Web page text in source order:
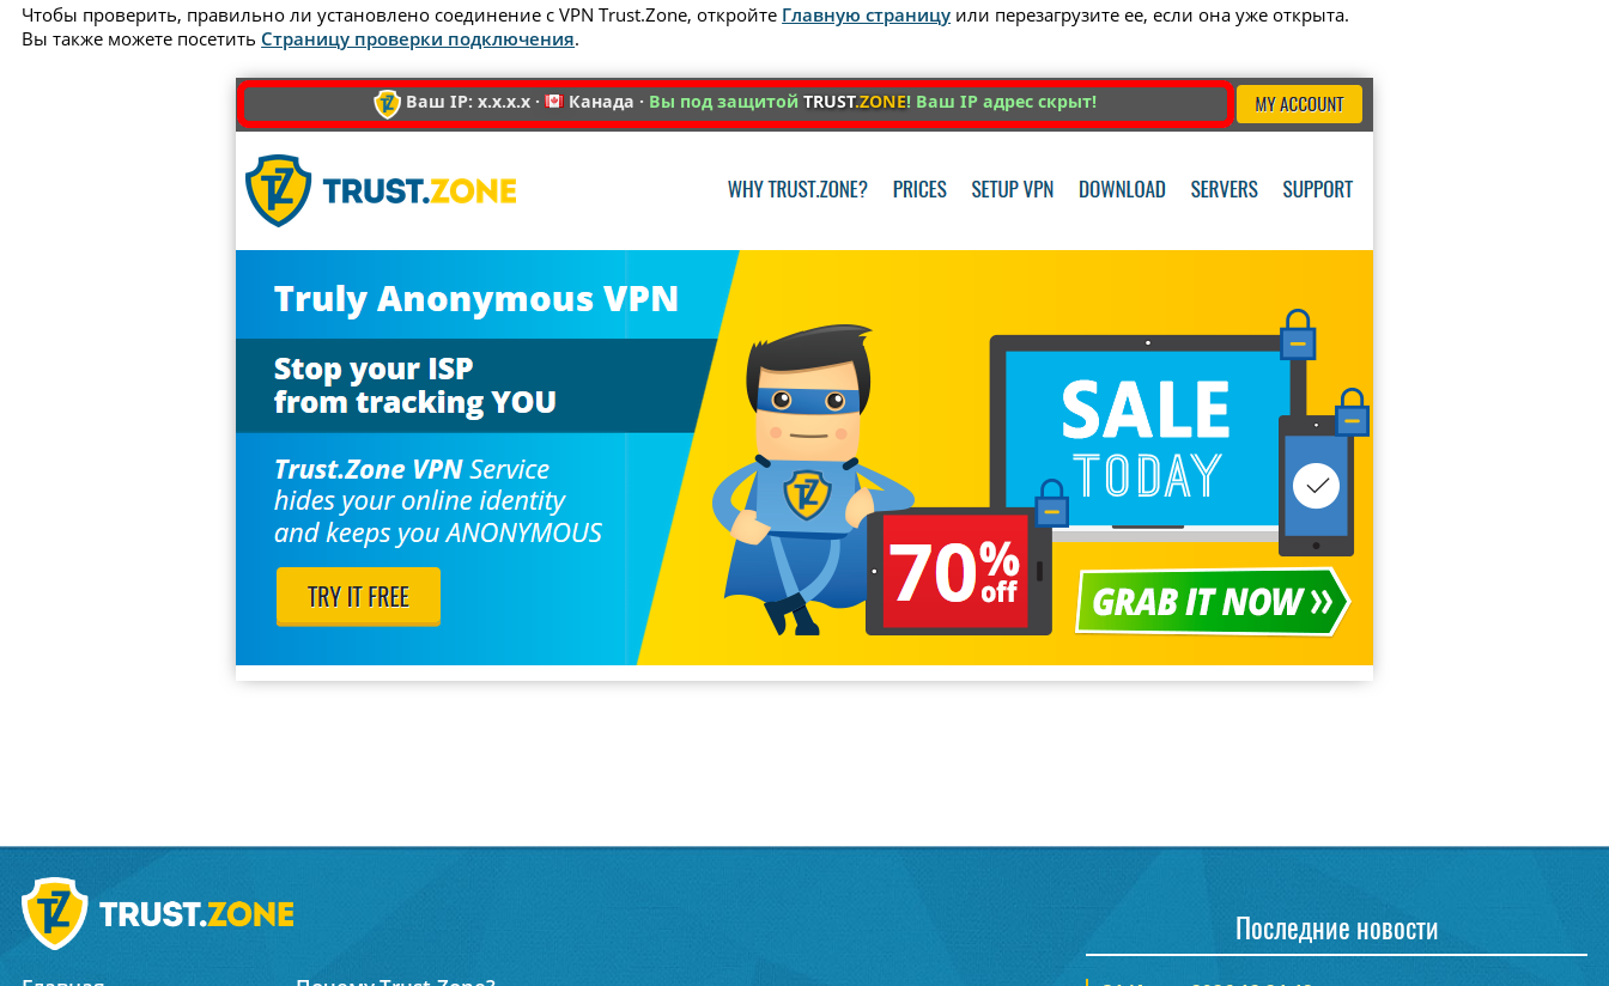
Чтобы проверить, правильно ли установлено соединение с VPN Trust.Zone, откройте Главную страницу или перезагрузите ее, если она уже открыта.
Вы также можете посетить Страницу проверки подключения.
Ваш IP: x.x.x.x · Канада · Вы под защитой TRUST.ZONE! Ваш IP адрес скрыт!
Последние новости